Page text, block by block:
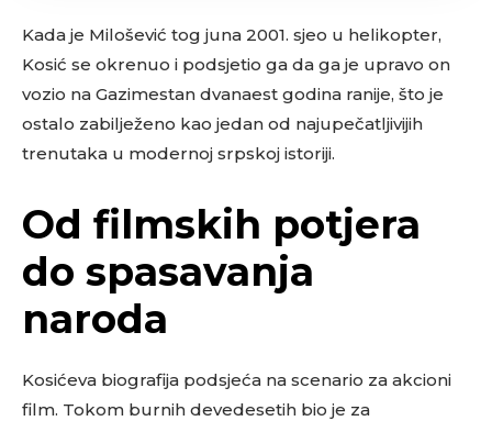
Kada je Milošević tog juna 2001. sjeo u helikopter,
Kosić se okrenuo i podsjetio ga da ga je upravo on
vozio na Gazimestan dvanaest godina ranije, što je
ostalo zabilježeno kao jedan od najupečatljivijih
trenutaka u modernoj srpskoj istoriji.
Od filmskih potjera
do spasavanja
naroda
Kosićeva biografija podsjeća na scenario za akcioni
film. Tokom burnih devedesetih bio je za